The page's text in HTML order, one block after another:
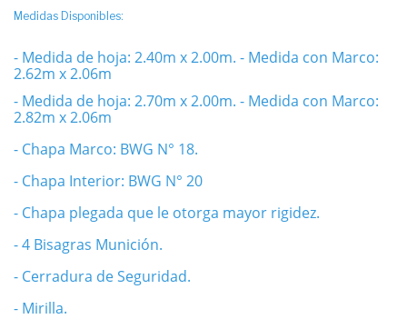
Medidas Disponibles:
- Medida de hoja: 2.40m x 2.00m. - Medida con Marco:
2.62m x 2.06m
- Medida de hoja: 2.70m x 2.00m. - Medida con Marco:
2.82m x 2.06m
- Chapa Marco: BWG N° 18.
- Chapa Interior: BWG N° 20
- Chapa plegada que le otorga mayor rigidez.
- 4 Bisagras Munición.
- Cerradura de Seguridad.
- Mirilla.